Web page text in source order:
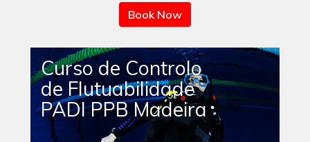
Book Now
Curso de Controlo
de Flutuabilidade
PADI PPB Madeira